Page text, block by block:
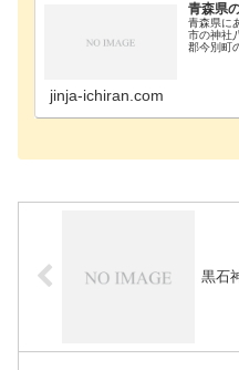
青森県
青森県に
市の神社
郡今別町
jinja-ichiran.com
黒石